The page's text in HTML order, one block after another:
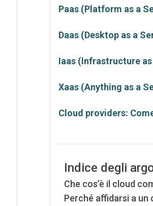
Paas (Platform as a
Daas (Desktop as a
Iaas (Infrastructure
Xaas (Anything as a
Cloud providers:
Indice degli
Che cos’è il cloud
Perché affidarsi a un